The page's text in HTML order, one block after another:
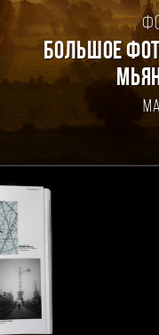
Большое